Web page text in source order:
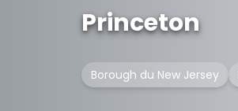
Princeton
Borough du New Jersey